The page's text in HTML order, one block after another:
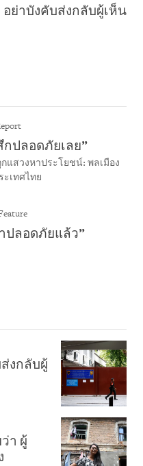
อย่าบังคับส่งกลับผู้เห็น
กปลอดภัยเลย”
แสวงหาประโยชน์: พลเมือง
เทศไทย
ปลอดภัยแล้ว”
งกลับผู้
า ผู้